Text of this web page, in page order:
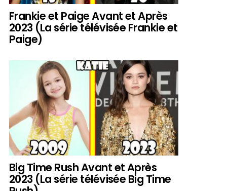
Frankie et Paige Avant et Après
2023 (La série télévisée Frankie et
Paige)
Big Time Rush Avant et Après
2023 (La série télévisée Big Time